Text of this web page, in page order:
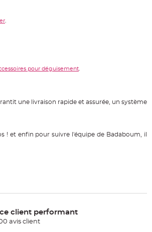
pour déguisement
une livraison rapide et assurée, un système
! et enfin pour suivre l'équipe de Badaboum, il
client performant
avis client